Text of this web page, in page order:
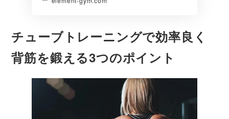
チューブトレーニングで効率良く
背筋を鍛える3つのポイント